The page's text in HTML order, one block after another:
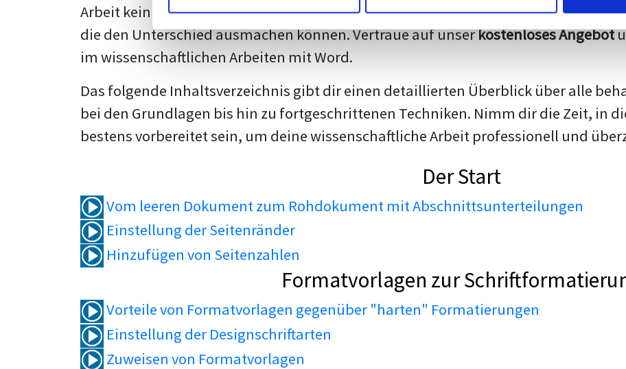
Arbeit kein Problem mehr für dich darstellen. Unsere erfahrenen Trainer teilen
die den Unterschied ausmachen können. Vertraue auf unserkostenloses Angebot
im wissenschaftlichen Arbeiten mit Word.
Das folgende Inhaltsverzeichnis gibt dir einen detaillierten Überblick über alle
bei den Grundlagen bis hin zu fortgeschrittenen Techniken. Nimm dir die Zeit, in
bestens vorbereitet sein, um deine wissenschaftliche Arbeit professionell und
Der Start
Vom leeren Dokument zum Rohdokument mit Abschnittsunterteilungen
Einstellung der Seitenränder
Hinzufügen von Seitenzahlen
Formatvorlagen zur
Vorteile von Formatvorlagen gegenüber "harten" Formatierungen
Einstellung der Designschriftarten
Zuweisen von Formatvorlagen